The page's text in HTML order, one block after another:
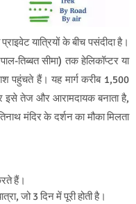
यात्रियों के बीच पसंदीदा है।
तिब्बत सीमा) तक हेलिकॉप्टर या
पहुंचते हैं। यह मार्ग करीब 1,500
इसे तेज और आरामदायक बनाता है,
मंदिर के दर्शन का मौका मिलता
हैं।
जो 3 दिन में पूरी होती है।